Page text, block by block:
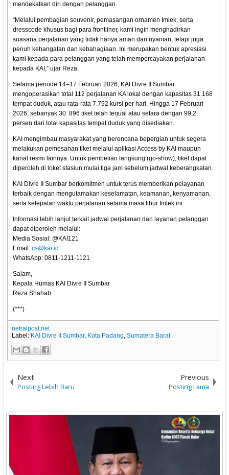
mendekatkan diri dengan pelanggan.
“Melalui pembagian souvenir, pemasangan ornamen Imlek, serta
dresscode khusus bagi para frontliner, kami ingin menghadirkan
suasana perjalanan yang tidak hanya aman dan nyaman, tetapi juga
penuh kehangatan dan kebahagiaan. Ini merupakan bentuk apresiasi
kami kepada para pelanggan yang telah mempercayakan perjalanan
kepada KAI,” ujar Reza.
Selama periode 14–17 Februari 2026, KAI Divre II Sumbar
mengoperasikan total 112 perjalanan KA lokal dengan kapasitas 31.168
tempat duduk, atau rata-rata 7.792 kursi per hari. Hingga 17 Februari
2026, sebanyak 30. 896 tiket telah terjual atau setara dengan 99,2
persen dari total kapasitas tempat duduk yang disediakan.
KAI mengimbau masyarakat yang berencana bepergian untuk segera
melakukan pemesanan tiket melalui aplikasi Access by KAI maupun
kanal resmi lainnya. Untuk pembelian langsung (go-show), tiket dapat
diperoleh di loket stasiun mulai tiga jam sebelum jadwal keberangkatan.
KAI Divre II Sumbar berkomitmen untuk terus memberikan pelayanan
terbaik dengan mengutamakan keselamatan, keamanan, kenyamanan,
serta ketepatan waktu perjalanan selama masa libur Imlek ini.
Informasi lebih lanjut terkait jadwal perjalanan dan layanan pelanggan
dapat diperoleh melalui:
Media Sosial: @KAI121
Email:cs@kai.id
WhatsApp: 0811-1211-1121
Salam,
Kepala Humas KAI Divre II Sumbar
Reza Shahab
(***)
netralpost.net
Label: KAI Divre II Sumbar, Kota Padang,Sumatera Barat
Next
Posting Lebih Baru
Previous
Posting Lama